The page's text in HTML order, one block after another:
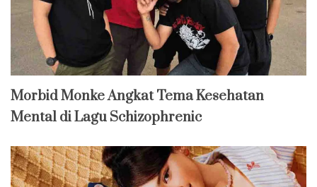
Morbid Monke Angkat Tema Kesehatan
Mental di Lagu Schizophrenic